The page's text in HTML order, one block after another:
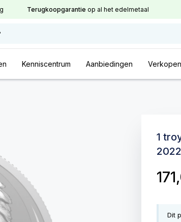
Terugkoopgarantie op al het edelmetaal
Kenniscentrum Aanbiedingen Verkopen
1
2022
Dit